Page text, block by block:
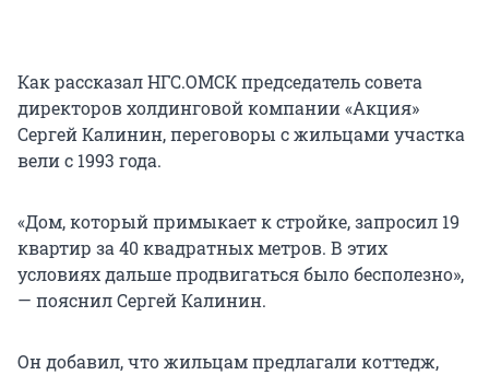
Как рассказал НГС.ОМСК председатель совета
директоров холдинговой компании «Акция»
Сергей Калинин, переговоры с жильцами участка
вели с 1993 года.
«Дом, который примыкает к стройке, запросил 19
квартир за 40 квадратных метров. В этих
условиях дальше продвигаться было бесполезно»,
— пояснил Сергей Калинин.
Он добавил, что жильцам предлагали коттедж,